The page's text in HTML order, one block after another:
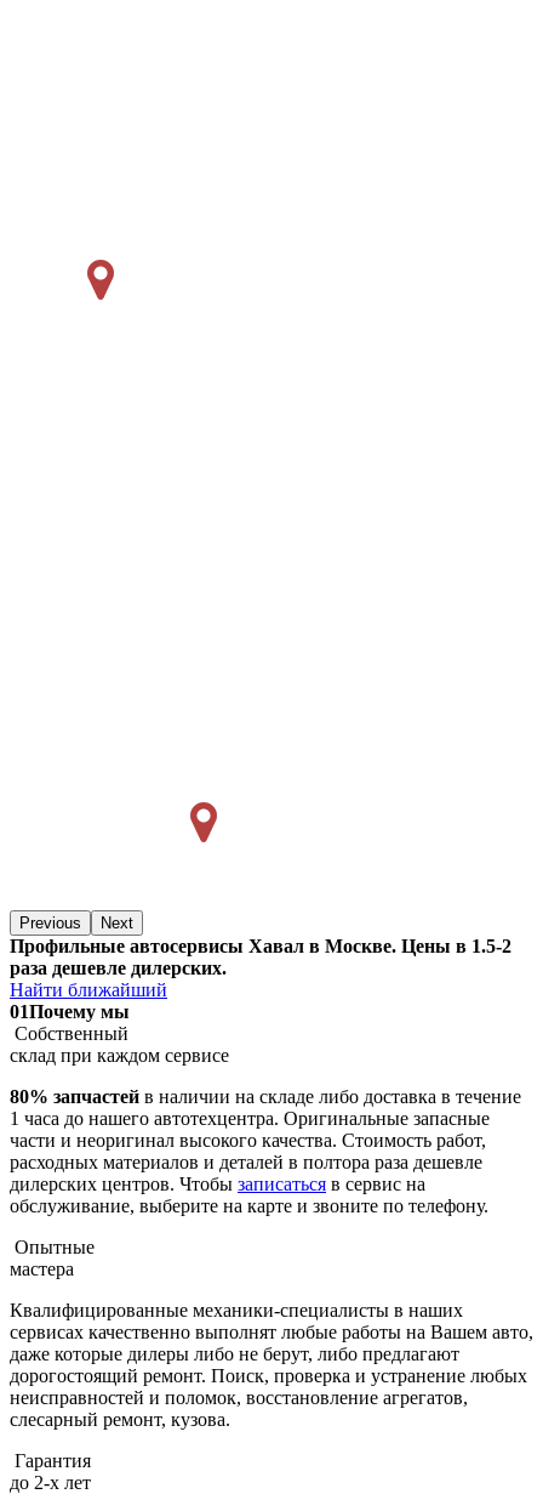
Previous Next
Профильные автосервисы Хавал в Москве. Цены в 1.5-2
раза дешевле дилерских.
Найти ближайший
01Почему мы
Собственный
склад при каждом сервисе
80% запчастей в наличии на складе либо доставка в течение
1 часа до нашего автотехцентра. Оригинальные запасные
части и неоригинал высокого качества. Стоимость работ,
расходных материалов и деталей в полтора раза дешевле
дилерских центров. Чтобы записаться в сервис на
обслуживание, выберите на карте и звоните по телефону.
Опытные
мастера
Квалифицированные механики-специалисты в наших
сервисах качественно выполнят любые работы на Вашем авто,
даже которые дилеры либо не берут, либо предлагают
дорогостоящий ремонт. Поиск, проверка и устранение любых
неисправностей и поломок, восстановление агрегатов,
слесарный ремонт, кузова.
Гарантия
до 2-х лет